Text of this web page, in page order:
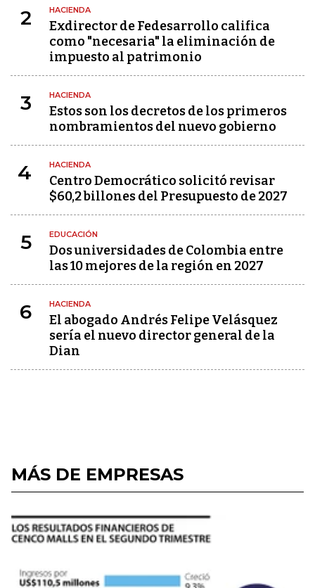
2 HACIENDA
Exdirector de Fedesarrollo califica
como "necesaria" la eliminación de
impuesto al patrimonio
3 HACIENDA
Estos son los decretos de los primeros
nombramientos del nuevo gobierno
4 HACIENDA
Centro Democrático solicitó revisar
$60,2 billones del Presupuesto de 2027
5 EDUCACIÓN
Dos universidades de Colombia entre
las 10 mejores de la región en 2027
6 HACIENDA
El abogado Andrés Felipe Velásquez
sería el nuevo director general de la
Dian
MÁS DE EMPRESAS